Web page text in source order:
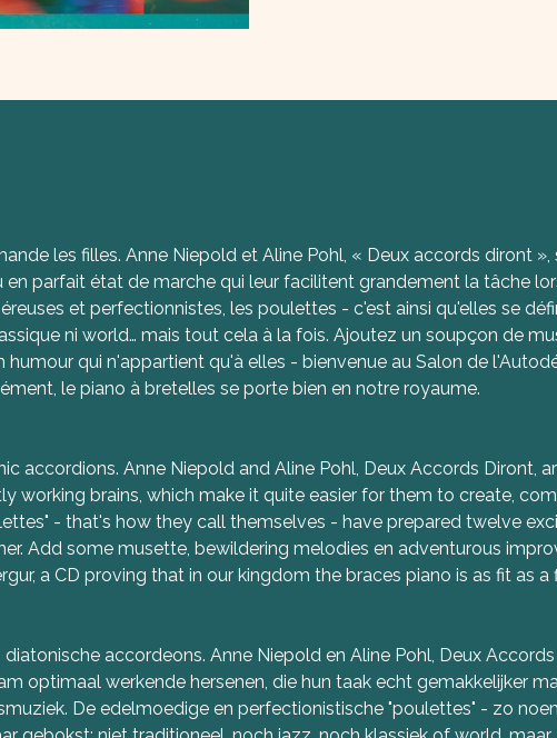
les filles. Anne Niepold et Aline Pohl, « Deux accords diront
parfait état de marche qui leur facilitent grandement la tâche
et perfectionnistes, les poulettes - c'est ainsi qu'elles se
ni world… mais tout cela à la fois. Ajoutez un soupçon de
qui n'appartient qu'à elles - bienvenue au Salon de
le piano à bretelles se porte bien en notre royaume.
accordions. Anne Niepold and Aline Pohl, Deux Accords Diront,
working brains, which make it quite easier for them to create,
- that's how they call themselves - have prepared twelve
Add some musette, bewildering melodies en adventurous
a CD proving that in our kingdom the braces piano is as fit as a
accordeons. Anne Niepold en Aline Pohl, Deux
optimaal werkende hersenen, die hun taak echt gemakkelijker
De edelmoedige en perfectionistische "poulettes" - zo